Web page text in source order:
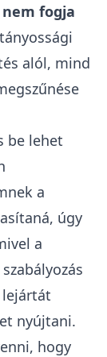
fogja
alól, mind
be lehet
a
úgy
a
nyújtani.
hogy